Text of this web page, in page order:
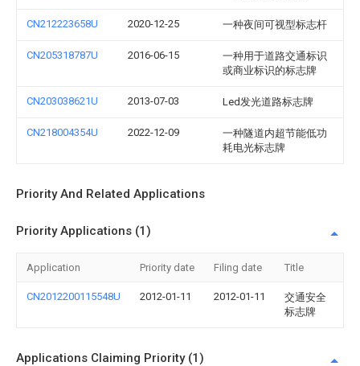
CN212223658U 2020-12-25 一种夜间可视型标志杆
CN205318787U 2016-06-15
一种用于道路交通标识
或商业标识的标志牌
CN203038621U 2013-07-03 Led发光道路标志牌
CN218004354U 2022-12-09
一种隧道内超节能低功
耗电光标志牌
Priority And Related Applications
Priority Applications (1)
Application Priority date Filing date Title
CN2012200115548U 2012-01-11 2012-01-11
交通安全
标志牌
Applications Claiming Priority (1)